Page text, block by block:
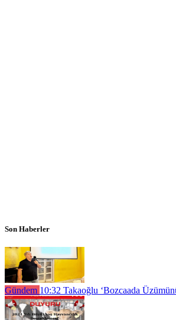
Son Haberler
Gündem 10:32 Takaoğlu ‘Bozcaada